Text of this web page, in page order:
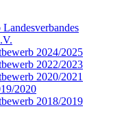
2024/2025
2022/2023
2020/2021
2020
2018/2019